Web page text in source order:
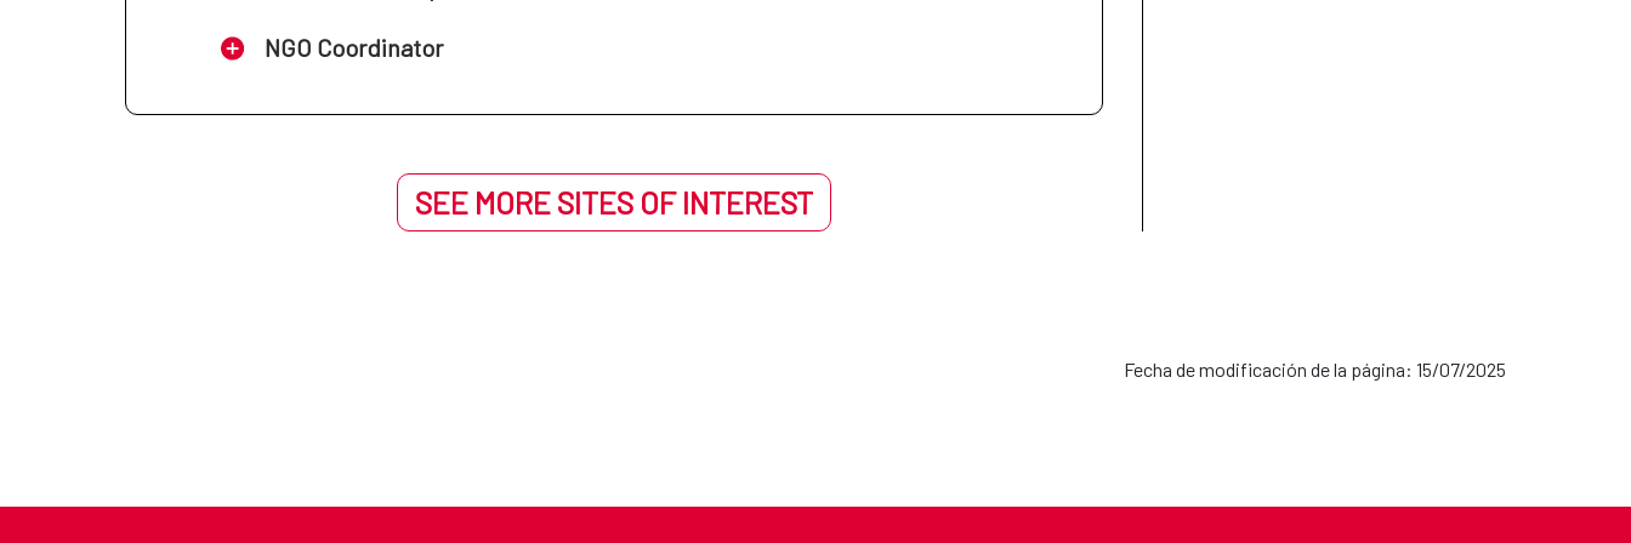
Centro Cultural de España en México: México
Centro Cultural de España en Buenos Aires: Argentina
NGO Coordinator
SEE MORE SITES OF INTEREST
Fecha de modificación de la página: 15/07/2025